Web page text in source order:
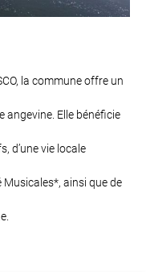
la commune offre un
angevine. Elle bénéficie
d’une vie locale
Musicales*, ainsi que de